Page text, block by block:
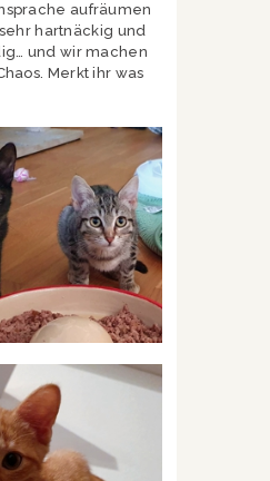
aufräumen
hartnäckig und
und wir machen
Merkt ihr was